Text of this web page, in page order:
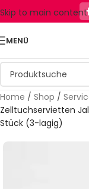
Skip to main content
MENÜ
Home / Shop /
Zelltuchservietten
Stück (3-lagig)